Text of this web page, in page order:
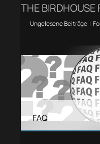
THE
Ungelesene Beiträge |
FAQ